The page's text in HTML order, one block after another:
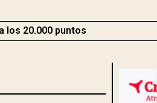
los 20.000 puntos